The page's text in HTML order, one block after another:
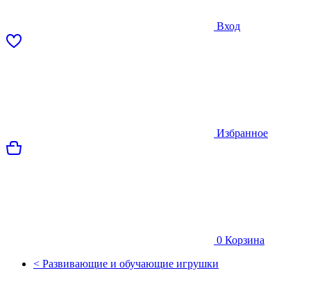
Вход
Избранное
0 Корзина
< Развивающие и обучающие игрушки